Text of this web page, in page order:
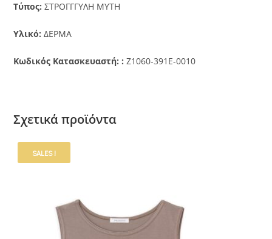
Τύπος: ΣΤΡΟΓΓΓΥΛΗ ΜΥΤΗ
Υλικό: ΔΕΡΜΑ
Κωδικός Κατασκευαστή: : Z1060-391E-0010
Σχετικά προϊόντα
SALES !